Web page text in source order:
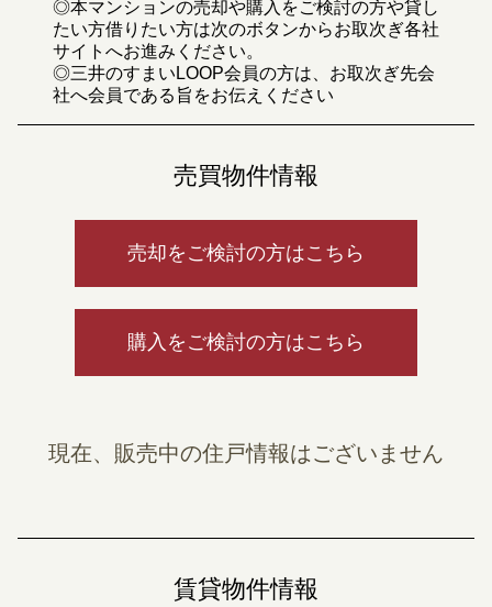
◎本マンションの売却や購入をご検討の方や貸し
たい方借りたい方は次のボタンからお取次ぎ各社
サイトへお進みください。
◎三井のすまいLOOP会員の方は、お取次ぎ先会
社へ会員である旨をお伝えください
売買物件情報
売却をご検討の方はこちら
購入をご検討の方はこちら
現在、販売中の住戸情報はございません
賃貸物件情報